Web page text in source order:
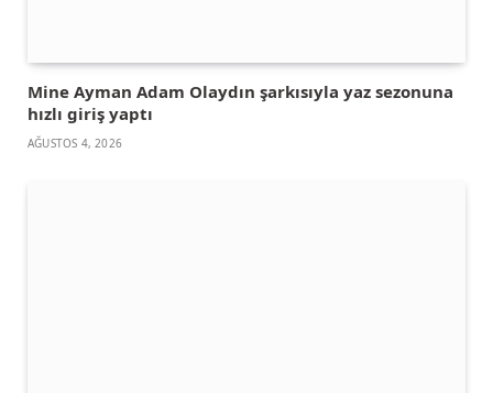
Mine Ayman Adam Olaydın şarkısıyla yaz sezonuna
hızlı giriş yaptı
AĞUSTOS 4, 2026